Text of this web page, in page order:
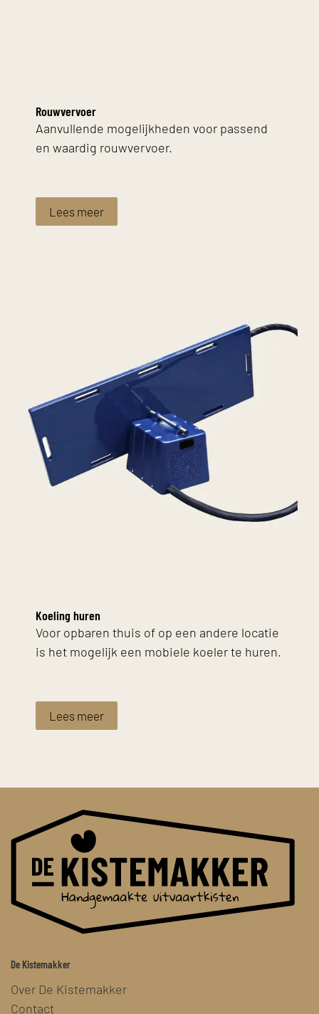
Rouwvervoer
Aanvullende mogelijkheden voor passend
en waardig rouwvervoer.
Lees meer
Koeling huren
Voor opbaren thuis of op een andere locatie
is het mogelijk een mobiele koeler te huren.
Lees meer
De Kistemakker
Over De Kistemakker
Contact